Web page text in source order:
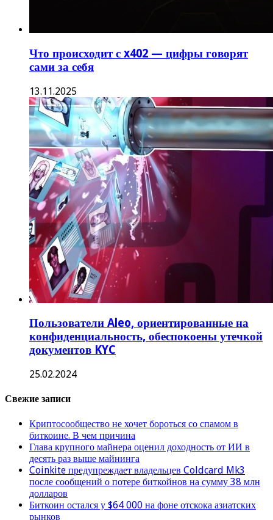
Что происходит с x402 — цифры говорят
сами за себя
13.11.2025
Пользователи Aleo, ориентированные на
конфиденциальность, обеспокоены утечкой
документов KYC
25.02.2024
Свежие записи
Криптосообщество не хочет бороться со спамом в
биткоине. В чем причина
Глава крупного майнера оценил доходность от ИИ в
десять раз выше майнинга
Coinkite предупреждает владельцев Coldcard Mk3
после сообщений о потере биткойнов на сумму 38 млн
долларов
Биткоин остался у $64 000 на фоне отскока азиатских
рынков